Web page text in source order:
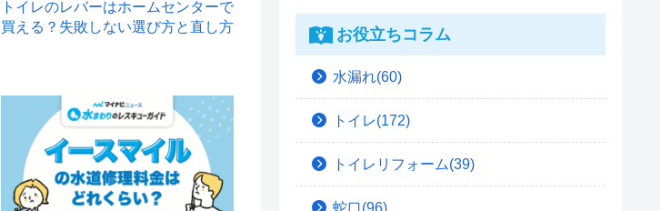
トイレのレバーはホームセンターで
買える？失敗しない選び方と直し方
お役立ちコラム
水漏れ(60)
トイレ(172)
トイレリフォーム(39)
蛇口(96)